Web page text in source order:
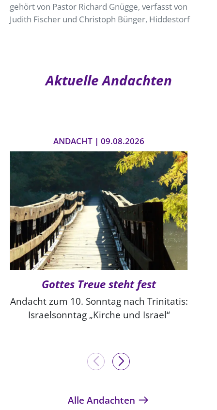
gehört von Pastor Richard Gnügge, verfasst von
Judith Fischer und Christoph Bünger, Hiddestorf
Aktuelle Andachten
ANDACHT | 09.08.2026
Gottes Treue steht fest
Andacht zum 10. Sonntag nach Trinitatis:
Israelsonntag „Kirche und Israel“
Alle Andachten